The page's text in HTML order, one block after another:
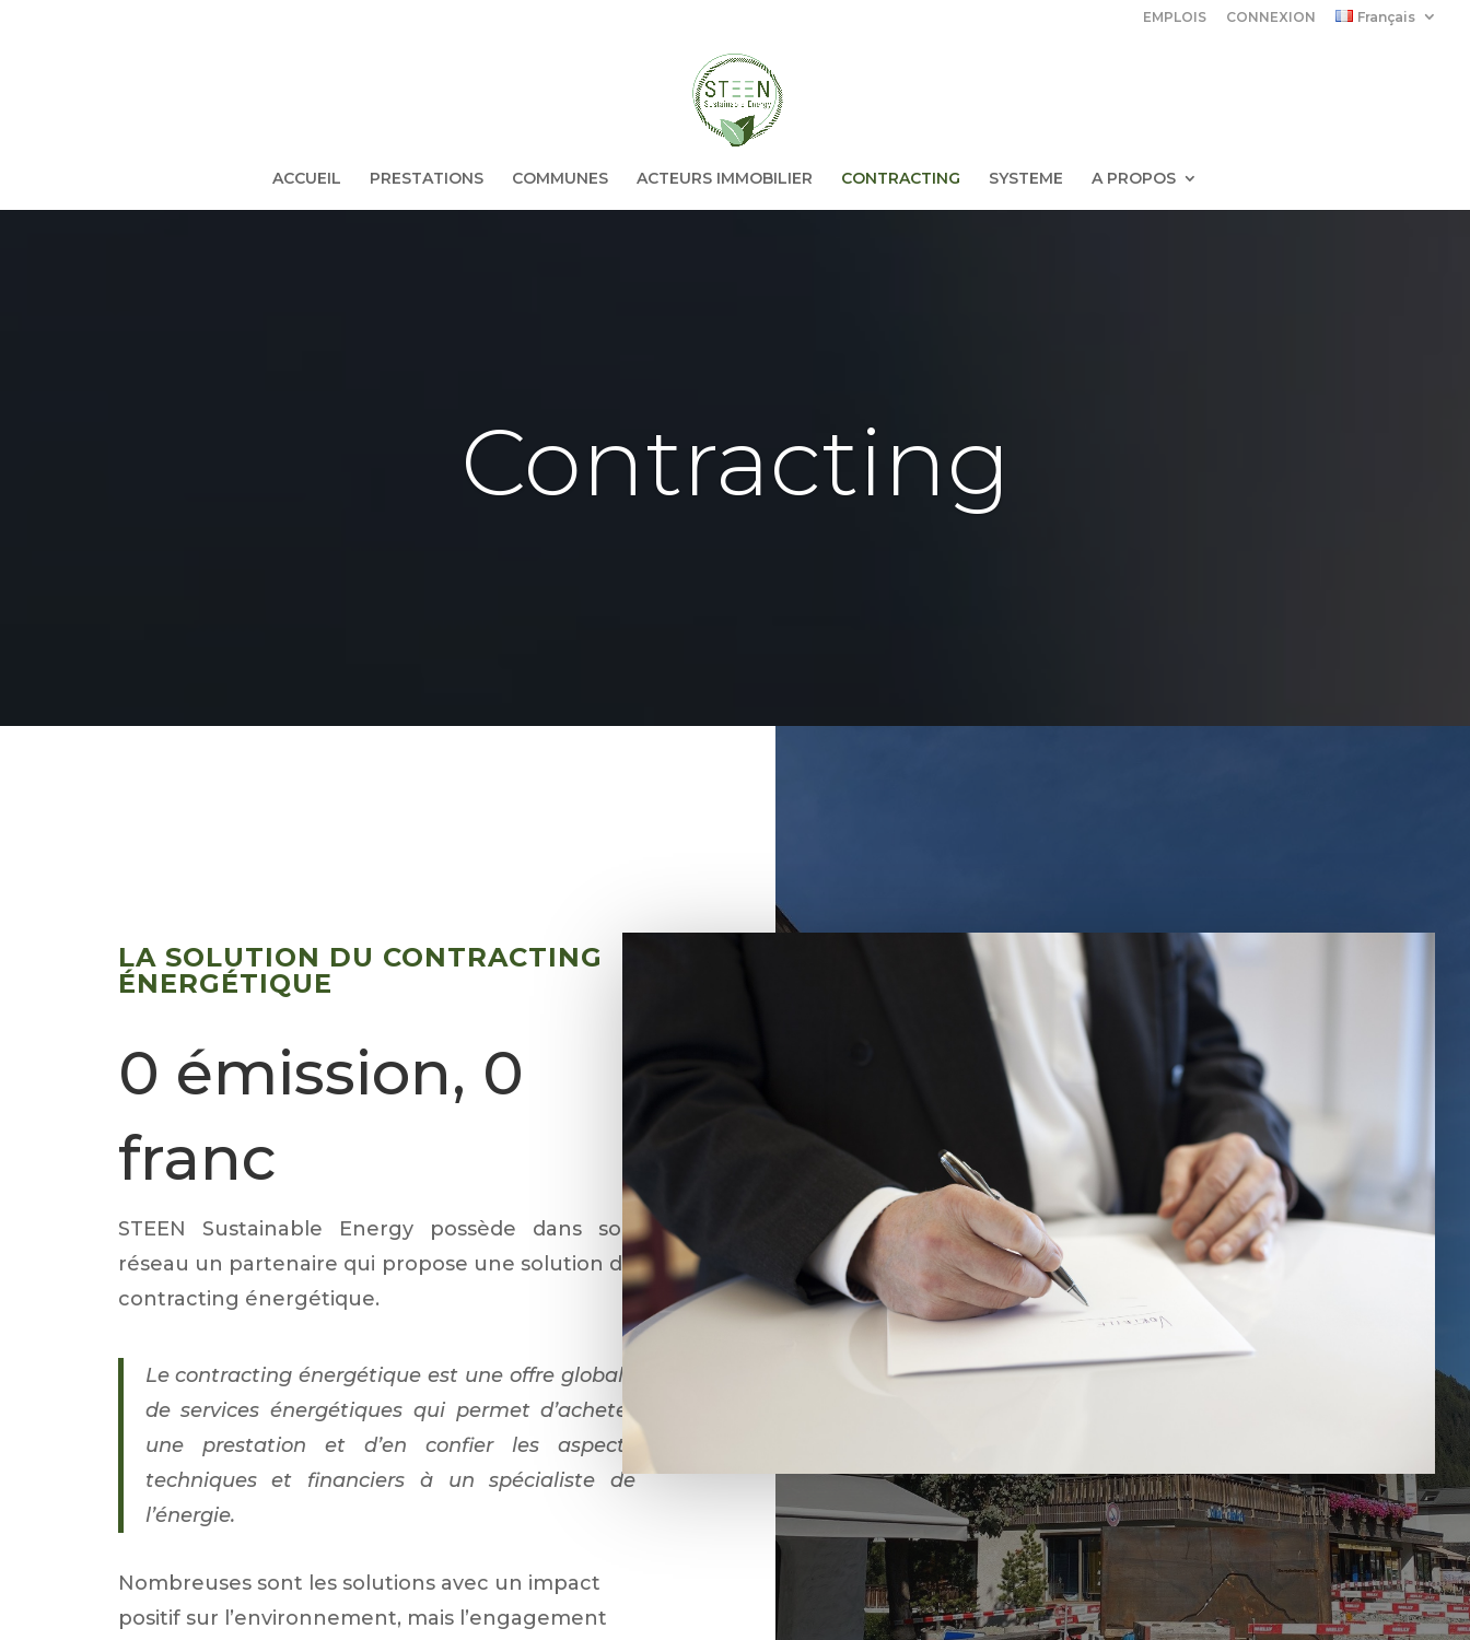
EMPLOIS CONNEXION Français
ACCUEIL PRESTATIONS COMMUNES ACTEURS IMMOBILIER CONTRACTING SYSTEME A PROPOS
Contracting
LA SOLUTION DU CONTRACTING
ÉNERGÉTIQUE
0 émission, 0
franc
STEEN Sustainable Energy possède dans son
réseau un partenaire qui propose une solution de
contracting énergétique.
Le contracting énergétique est une offre globale
de services énergétiques qui permet d’acheter
une prestation et d’en confier les aspects
techniques et financiers à un spécialiste de
l’énergie.
Nombreuses sont les solutions avec un impact
positif sur l’environnement, mais l’engagement